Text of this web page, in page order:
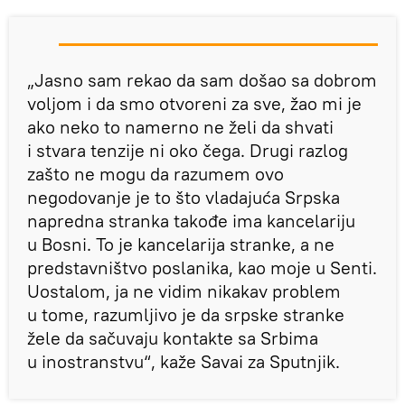
„Jasno sam rekao da sam došao sa dobrom
voljom i da smo otvoreni za sve, žao mi je
ako neko to namerno ne želi da shvati
i stvara tenzije ni oko čega. Drugi razlog
zašto ne mogu da razumem ovo
negodovanje je to što vladajuća Srpska
napredna stranka takođe ima kancelariju
u Bosni. To je kancelarija stranke, a ne
predstavništvo poslanika, kao moje u Senti.
Uostalom, ja ne vidim nikakav problem
u tome, razumljivo je da srpske stranke
žele da sačuvaju kontakte sa Srbima
u inostranstvu“, kaže Savai za Sputnjik.